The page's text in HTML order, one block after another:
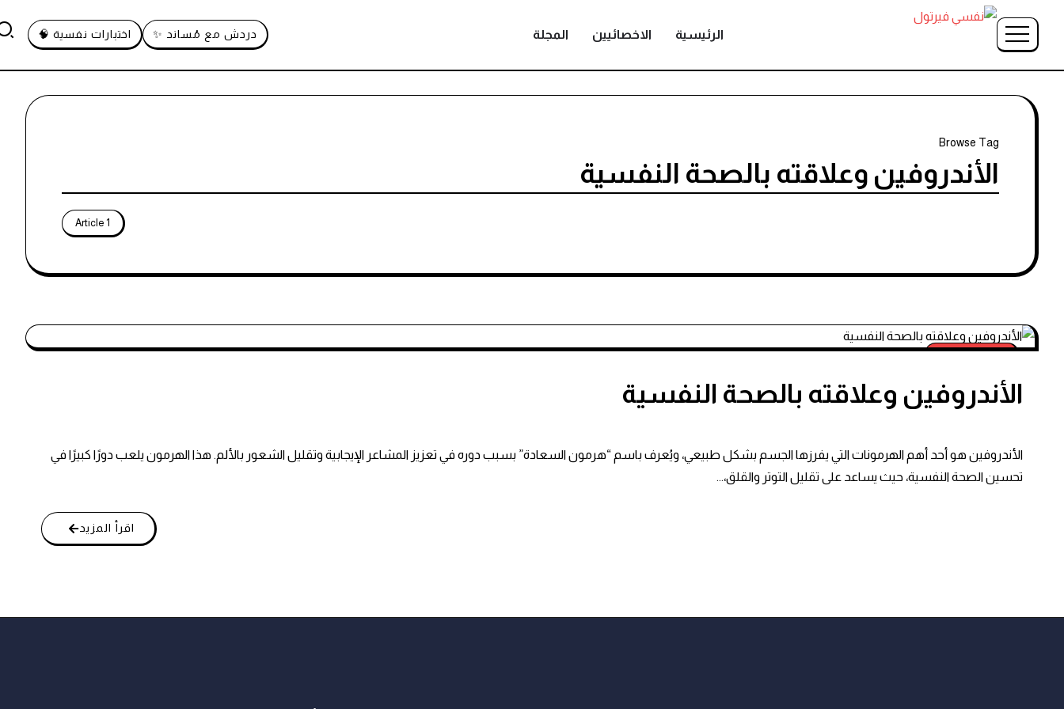
الرئيسية الاخصائيين المجلة دردش مع مُساند ✨ اختبارات نفسية 🧠
Browse Tag
الأندروفين وعلاقته بالصحة النفسية
1 Article
الصحة النفسية
الأندروفين وعلاقته بالصحة النفسية
الأندروفين هو أحد أهم الهرمونات التي يفرزها الجسم بشكل طبيعي، ويُعرف باسم “هرمون السعادة” بسبب دوره في تعزيز المشاعر الإيجابية وتقليل الشعور بالألم. هذا الهرمون يلعب دورًا كبيرًا في
تحسين الصحة النفسية، حيث يساعد على تقليل التوتر والقلق،...
اقرأ المزيد